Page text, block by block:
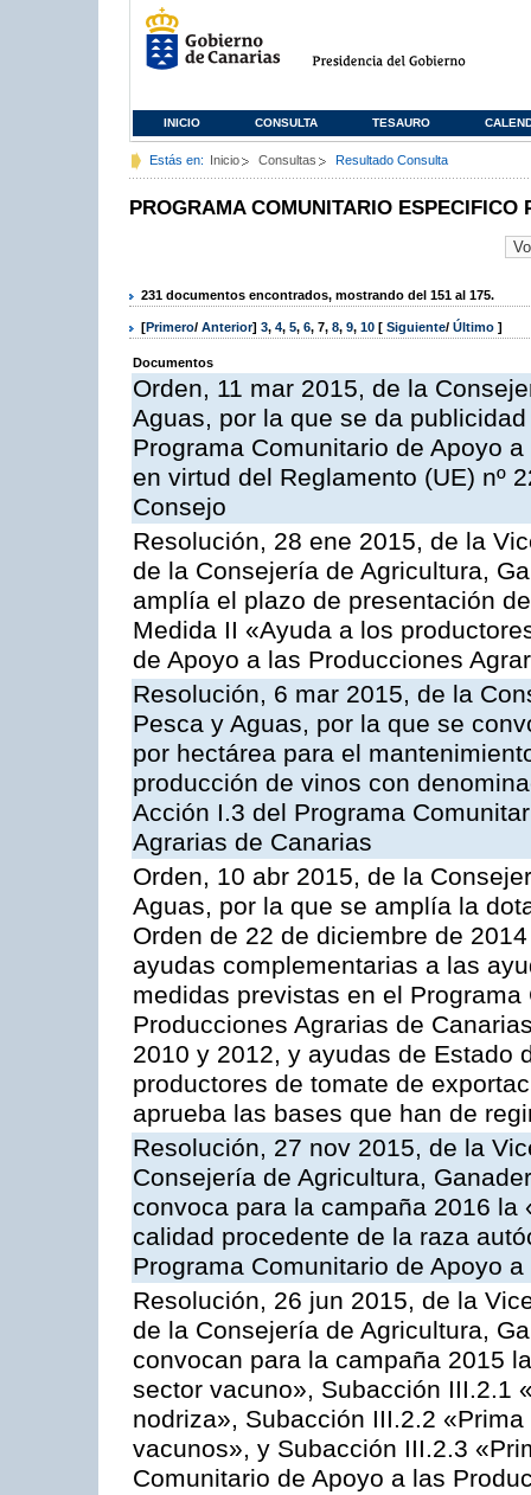
INICIO CONSULTA TESAURO
Estás en: Inicio Consultas Resultado Consulta
PROGRAMA COMUNITARIO ESPECIFICO
231 documentos encontrados, mostrando del 151 al 175.
[Primero/ Anterior] 3, 4, 5, 6, 7, 8, 9, 10 [ Siguiente/ Último ]
Documentos
Orden, 11 mar 2015, de la
Aguas, por la que se da
Programa Comunitario de Apoyo
en virtud del Reglamento (UE) nº
Consejo
Resolución, 28 ene 2015, de la
de la Consejería de Agricultura,
amplía el plazo de presentación
Medida II «Ayuda a los
de Apoyo a las Producciones
Resolución, 6 mar 2015, de la
Pesca y Aguas, por la que se
por hectárea para el
producción de vinos con
Acción I.3 del Programa
Agrarias de Canarias
Orden, 10 abr 2015, de la
Aguas, por la que se amplía la
Orden de 22 de diciembre de
ayudas complementarias a las
medidas previstas en el
Producciones Agrarias de
2010 y 2012, y ayudas de Estado
productores de tomate de
aprueba las bases que han de
Resolución, 27 nov 2015, de la
Consejería de Agricultura,
convoca para la campaña 2016
calidad procedente de la raza
Programa Comunitario de Apoyo
Resolución, 26 jun 2015, de la
de la Consejería de Agricultura,
convocan para la campaña 2015
sector vacuno», Subacción III.2.1
nodriza», Subacción III.2.2
vacunos», y Subacción III.2.3
Comunitario de Apoyo a las